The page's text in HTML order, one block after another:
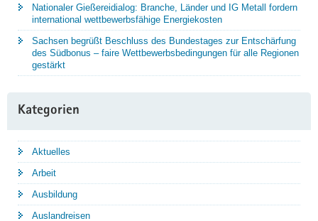
Nationaler Gießereidialog: Branche, Länder und IG Metall fordern
international wettbewerbsfähige Energiekosten
Sachsen begrüßt Beschluss des Bundestages zur Entschärfung
des Südbonus – faire Wettbewerbsbedingungen für alle Regionen
gestärkt
Kategorien
Aktuelles
Arbeit
Ausbildung
Auslandreisen